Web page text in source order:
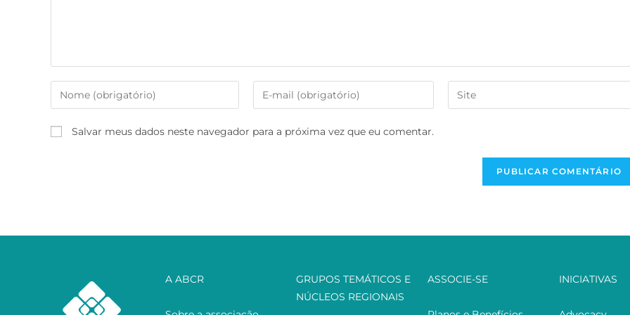
Salvar meus dados neste navegador para a próxima vez que eu comentar.
A ABCR
GRUPOS TEMÁTICOS E
NÚCLEOS REGIONAIS
ASSOCIE-SE INICIATIVAS